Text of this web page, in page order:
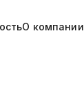
О компании